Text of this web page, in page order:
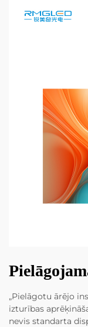
„Pielāgotu ārējo
izturības
nevis standarta